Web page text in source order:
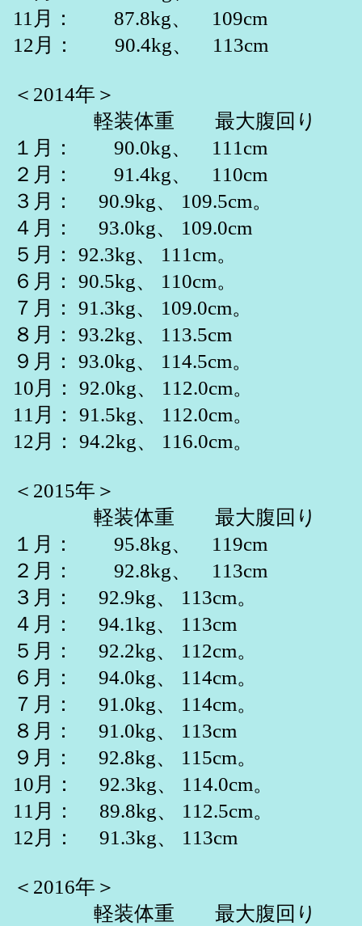
11月： 87.8kg、 109cm
12月： 90.4kg、 113cm
＜2014年＞
軽装体重 最大腹回り
１月： 90.0kg、 111cm
２月： 91.4kg、 110cm
３月： 90.9kg、 109.5cm。
４月： 93.0kg、 109.0cm
５月： 92.3kg、 111cm。
６月： 90.5kg、 110cm。
７月： 91.3kg、 109.0cm。
８月： 93.2kg、 113.5cm
９月： 93.0kg、 114.5cm。
10月： 92.0kg、 112.0cm。
11月： 91.5kg、 112.0cm。
12月： 94.2kg、 116.0cm。
＜2015年＞
軽装体重 最大腹回り
１月： 95.8kg、 119cm
２月： 92.8kg、 113cm
３月： 92.9kg、 113cm。
４月： 94.1kg、 113cm
５月： 92.2kg、 112cm。
６月： 94.0kg、 114cm。
７月： 91.0kg、 114cm。
８月： 91.0kg、 113cm
９月： 92.8kg、 115cm。
10月： 92.3kg、 114.0cm。
11月： 89.8kg、 112.5cm。
12月： 91.3kg、 113cm
＜2016年＞
軽装体重 最大腹回り